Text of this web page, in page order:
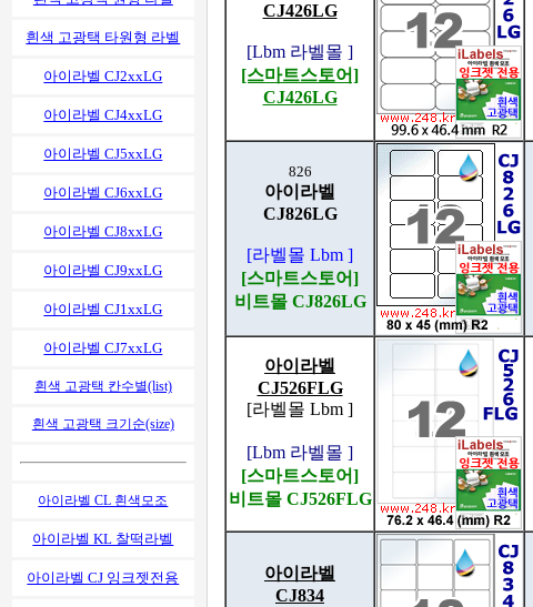
흰색 고광택 타원형 라벨
아이라벨 CJ2xxLG
아이라벨 CJ4xxLG
아이라벨 CJ5xxLG
아이라벨 CJ6xxLG
아이라벨 CJ8xxLG
아이라벨 CJ9xxLG
아이라벨 CJ1xxLG
아이라벨 CJ7xxLG
흰색 고광택 칸수별(list)
흰색 고광택 크기순(size)
아이라벨 CL 흰색모조
아이라벨 KL 찰떡라벨
아이라벨 CJ 잉크젯전용
CJ426LG
[Lbm 라벨몰 ]
[스마트스토어]
CJ426LG
826
아이라벨
CJ826LG
[라벨몰 Lbm ]
[스마트스토어]
비트몰 CJ826LG
아이라벨
CJ526FLG
[라벨몰 Lbm ]
[Lbm 라벨몰 ]
[스마트스토어]
비트몰 CJ526FLG
아이라벨
CJ834